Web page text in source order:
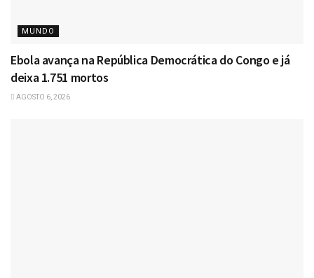
MUNDO
Ebola avança na República Democrática do Congo e já
deixa 1.751 mortos
AGOSTO 6, 2026